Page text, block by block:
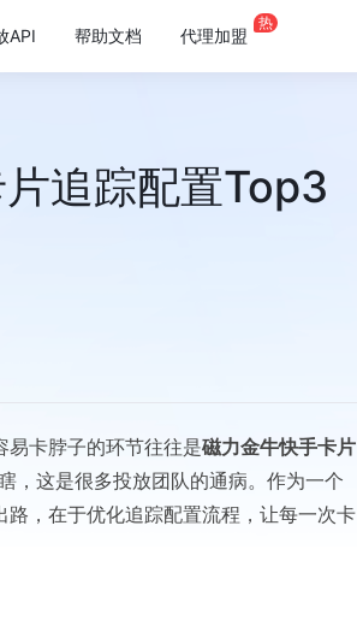
API 帮助文档 代理加盟
热
追踪配置Top3
易卡脖子的环节往往是磁力金牛快手卡片
，这是很多投放团队的通病。作为一个
，在于优化追踪配置流程，让每一次卡